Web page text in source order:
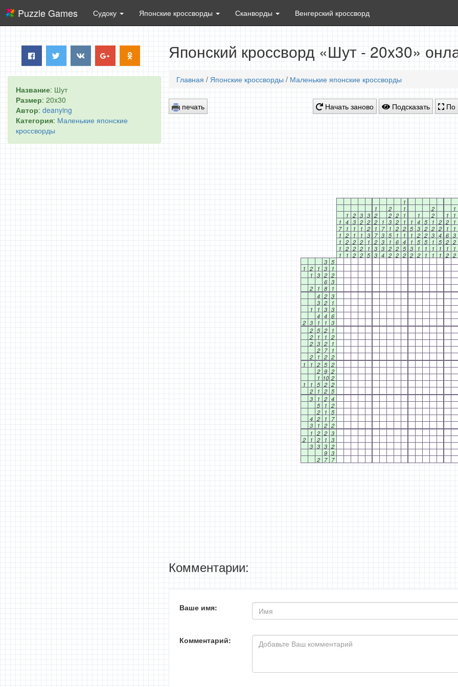
Puzzle Games Судоку Японские кроссворды Сканворды Венгерский кроссворд
Название: Шут
Размер: 20x30
Автор: deanying
Категория: Маленькие японские
кроссворды
Японский кроссворд «Шут - 20x30»
Главная / Японские кроссворды / Маленькие японские кроссворды
печать Начать заново Подсказать По
1
1
2 1 2
1
1 2 3 3 2 2 2 1 1 2 1
1
1 4 3 2 2 2 1 3 2 1 1 4 5 1 2 2 1
7
1 1 1 2 1 7 1 2 2 5 3 2 2 2 1 1
1 2 1 1 3 7 3 5 1 1 1 2 2 3 4 6 3
1 2 2 2 1 2 3 1 6 4 1 5 5 1 5 2 2
1 2 2 2 1 3 3 2 2 5 3 1 1 1 1 1 1
1
1 2 2 5 3 4 2 2 2 2 2 1 1 1 2 2
3 5
1 2 1 3
1
1 3 2 2
6 3
2
1 8
1
4 2 3
3 2
1
1
1 3 3
4 4 6
2 3 1 1 3
2 5 2
1
2
1 1 2
2 3 2
1
2 7
1
2
1 2 2
1
1 2 5 2
2 9 2
1 10 2
1
1 5 2 2
2
1 2 5
3
1 2 4
5
1 2
2
1 5
4 2 1
7
3
1 2 2
1 2 2 3
2
1 2 1 3
3 3 3 2
9 3
2 7 7
Комментарии:
Ваше имя:
Комментарий: